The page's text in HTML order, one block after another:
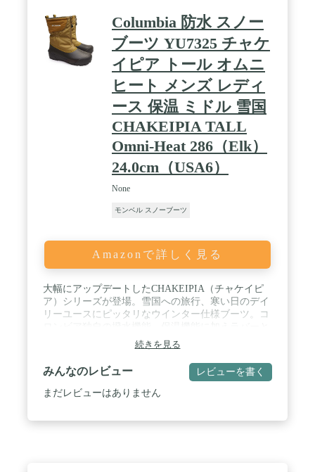
Columbia 防水 スノー
ブーツ YU7325 チャケ
イピア トール オムニ
ヒート メンズ レディ
ース 保温 ミドル 雪国
CHAKEIPIA TALL
Omni-Heat 286（Elk）
24.0cm（USA6）
None
モンベル スノーブーツ
Amazonで詳しく見る
大幅にアップデートしたCHAKEIPIA（チャケイピ
ア）シリーズが登場。雪国への旅行、寒い日のデイ
リーユースにピッタリなウインター仕様ブーツ。コ
EVAを組み合わせたコレクション共通の新しいツー
リングを搭載し快適性がさらにUP。●アウトソール
全体にゆるやかなカーブをつけることで、車のペダ
ルに当たるのを避け踏みこみやすい様に設計。 / 雪
国へのお出かけややレジャー、冬キャンプや積雪時
続きを見る
みんなのレビュー レビューを書く
まだレビューはありません